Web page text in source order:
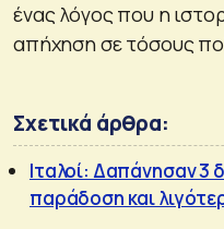
ένας λόγος που η
απήχηση σε τόσους
Σχετικά άρθρα:
Ιταλοί: Δαπάνησαν 3
παράδοση και